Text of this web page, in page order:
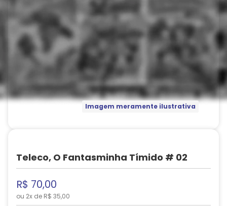
Imagem meramente ilustrativa
Teleco, O Fantasminha Tímido # 02
R$ 70,00
ou 2x de R$ 35,00